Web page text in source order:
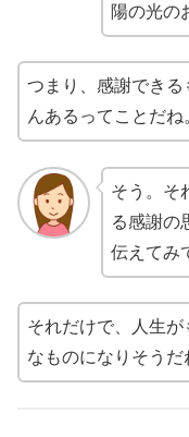
陽の光の
つまり、感謝できる
んあるってことだね
そう。そ
る感謝の
伝えてみ
それだけで、人生
なものになりそうだ